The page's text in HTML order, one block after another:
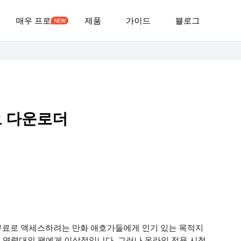
매우 프로 제품 가이드 블로그
운로더
로 액세스하려는 만화 애호가들에게 인기 있는 목적지